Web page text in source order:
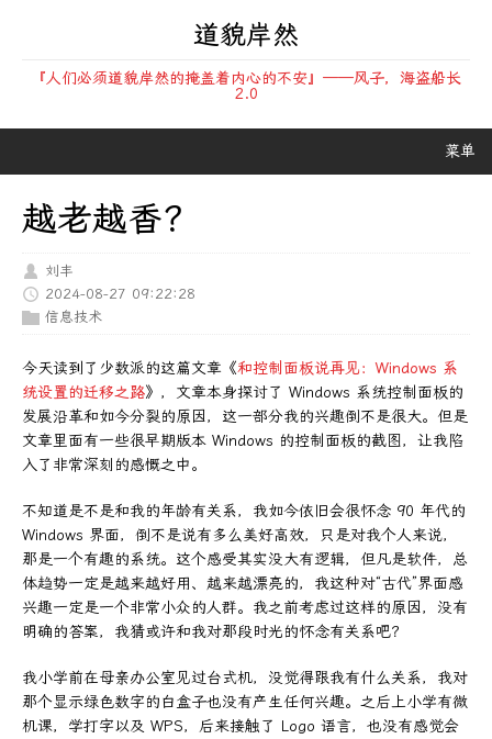
道貌岸然
『人们必须道貌岸然的掩盖着内心的不安』——风子，海盗船长
2.0
菜单
越老越香？
刘丰
2024-08-27 09:22:28
信息技术
今天读到了少数派的这篇文章《和控制面板说再见：Windows 系
统设置的迁移之路》，文章本身探讨了 Windows 系统控制面板的
发展沿革和如今分裂的原因，这一部分我的兴趣倒不是很大。但是
文章里面有一些很早期版本 Windows 的控制面板的截图，让我陷
入了非常深刻的感慨之中。
不知道是不是和我的年龄有关系，我如今依旧会很怀念 90 年代的
Windows 界面，倒不是说有多么美好高效，只是对我个人来说，
那是一个有趣的系统。这个感受其实没大有逻辑，但凡是软件，总
体趋势一定是越来越好用、越来越漂亮的，我这种对“古代”界面感
兴趣一定是一个非常小众的人群。我之前考虑过这样的原因，没有
明确的答案，我猜或许和我对那段时光的怀念有关系吧？
我小学前在母亲办公室见过台式机，没觉得跟我有什么关系，我对
那个显示绿色数字的白盒子也没有产生任何兴趣。之后上小学有微
机课，学打字以及 WPS，后来接触了 Logo 语言，也没有感觉会